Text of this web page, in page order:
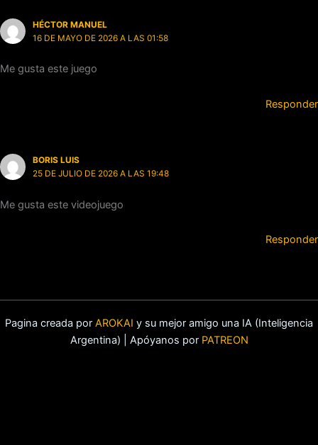
HÉCTOR MANUEL
16 DE MAYO DE 2026 A LAS 01:58
Me gusta este juego
Responder
BORIS LUIS
25 DE JULIO DE 2026 A LAS 19:48
Me gusta este videojuego
Responder
Pagina creada por AROKAI y su mejor amigo una IA (Inteligencia
Argentina) | Apóyanos por PATREON